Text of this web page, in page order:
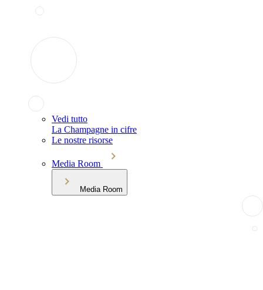
Vedi tutto
La Champagne in cifre
Le nostre risorse
Media Room
Media Room